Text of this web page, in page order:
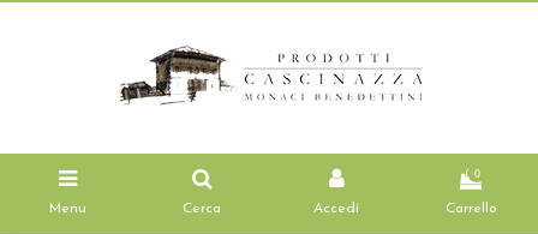
Menu Cerca Accedi
0
Carrello